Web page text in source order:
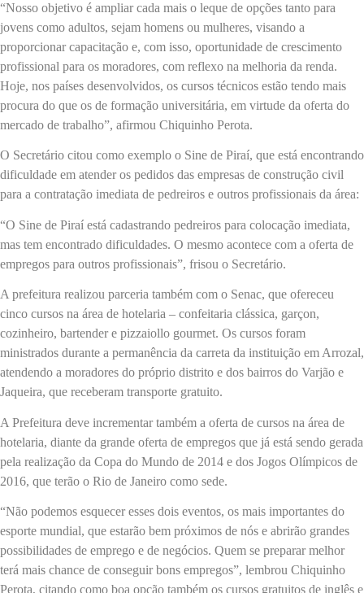
“Nosso objetivo é ampliar cada mais o leque de opções tanto para
jovens como adultos, sejam homens ou mulheres, visando a
proporcionar capacitação e, com isso, oportunidade de crescimento
profissional para os moradores, com reflexo na melhoria da renda.
Hoje, nos países desenvolvidos, os cursos técnicos estão tendo mais
procura do que os de formação universitária, em virtude da oferta do
mercado de trabalho”, afirmou Chiquinho Perota.
O Secretário citou como exemplo o Sine de Piraí, que está encontrando
dificuldade em atender os pedidos das empresas de construção civil
para a contratação imediata de pedreiros e outros profissionais da área:
“O Sine de Piraí está cadastrando pedreiros para colocação imediata,
mas tem encontrado dificuldades. O mesmo acontece com a oferta de
empregos para outros profissionais”, frisou o Secretário.
A prefeitura realizou parceria também com o Senac, que ofereceu
cinco cursos na área de hotelaria – confeitaria clássica, garçon,
cozinheiro, bartender e pizzaiollo gourmet. Os cursos foram
ministrados durante a permanência da carreta da instituição em Arrozal,
atendendo a moradores do próprio distrito e dos bairros do Varjão e
Jaqueira, que receberam transporte gratuito.
A Prefeitura deve incrementar também a oferta de cursos na área de
hotelaria, diante da grande oferta de empregos que já está sendo gerada
pela realização da Copa do Mundo de 2014 e dos Jogos Olímpicos de
2016, que terão o Rio de Janeiro como sede.
“Não podemos esquecer esses dois eventos, os mais importantes do
esporte mundial, que estarão bem próximos de nós e abrirão grandes
possibilidades de emprego e de negócios. Quem se preparar melhor
terá mais chance de conseguir bons empregos”, lembrou Chiquinho
Perota, citando como boa opção também os cursos gratuitos de inglês e